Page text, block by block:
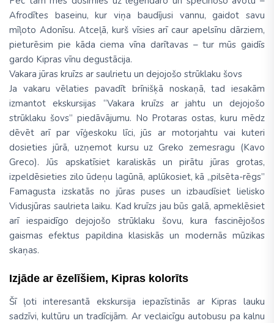
Afrodītes baseinu, kur viņa baudījusi vannu, gaidot savu
mīļoto Adonīsu. Atceļā, kurš vīsies arī caur apelsīnu dārziem,
pieturēsim pie kāda ciema vīna darītavas – tur mūs gaidīs
gardo Kipras vīnu degustācija.
Vakara jūras kruīzs ar saulrietu un dejojošo strūklaku šovs
Ja vakaru vēlaties pavadīt brīnišķā noskaņā, tad iesakām
izmantot ekskursijas “Vakara kruīzs ar jahtu un dejojošo
strūklaku šovs” piedāvājumu. No Protaras ostas, kuru mēdz
dēvēt arī par vīģeskoku līci, jūs ar motorjahtu vai kuteri
dosieties jūrā, uzņemot kursu uz Greko zemesragu (Kavo
Greco). Jūs apskatīsiet karaliskās un pirātu jūras grotas,
izpeldēsieties zilo ūdeņu lagūnā, aplūkosiet, kā „pilsēta-rēgs”
Famagusta izskatās no jūras puses un izbaudīsiet lielisko
Vidusjūras saulrieta laiku. Kad kruīzs jau būs galā, apmeklēsiet
arī iespaidīgo dejojošo strūklaku šovu, kura fascinējošos
gaismas efektus papildina klasiskās un modernās mūzikas
skaņas.
Izjāde ar ēzelīšiem, Kipras kolorīts
Šī ļoti interesantā ekskursija iepazīstinās ar Kipras lauku
sadzīvi, kultūru un tradīcijām. Ar veclaicīgu autobusu pa kalnu